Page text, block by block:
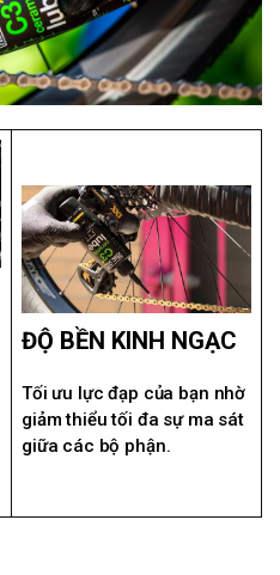
ĐỘ BỀN KINH NGẠC
Tối ưu lực đạp của bạn nhờ
giảm thiểu tối đa sự ma sát
giữa các bộ phận.